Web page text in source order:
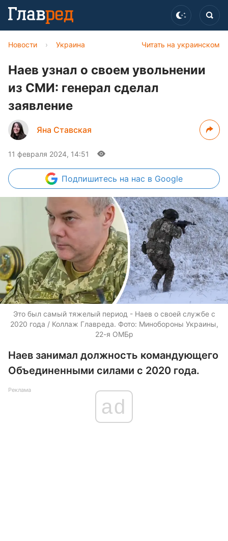
Читать на украинском
Новости › Украина
Наев узнал о своем увольнении
из СМИ: генерал сделал
заявление
Яна Ставская
11 февраля 2024, 14:51
Подпишитесь на нас в Google
Это был самый тяжелый период - Наев о своей службе с
2020 года / Коллаж Главреда. Фото: Минобороны Украины,
22-я ОМБр
Наев занимал должность командующего
Объединенными силами с 2020 года.
Реклама
ad